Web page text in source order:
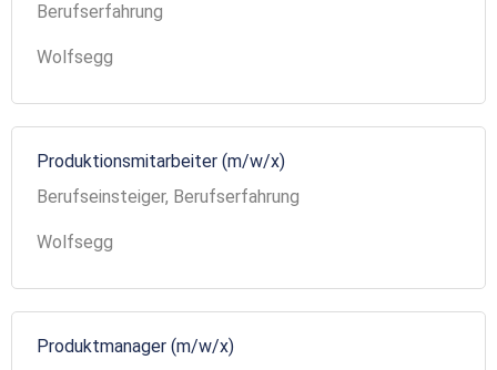
Berufserfahrung
Wolfsegg
Produktionsmitarbeiter (m/w/x)
Berufseinsteiger, Berufserfahrung
Wolfsegg
Produktmanager (m/w/x)